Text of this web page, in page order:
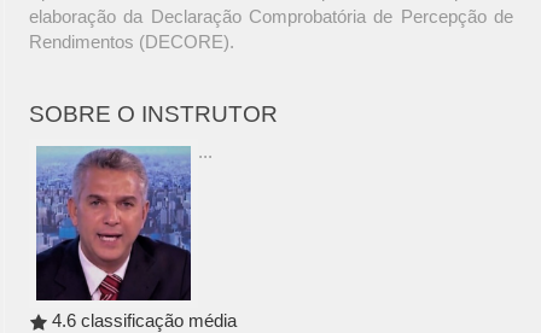
elaboração da Declaração Comprobatória de Percepção de
Rendimentos (DECORE).
SOBRE O INSTRUTOR
...
4.6 classificação média